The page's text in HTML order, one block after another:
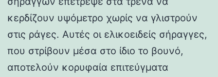
κερδίζουν υψόμετρο χωρίς να γλιστρούν
στις ράγες. Αυτές οι ελικοειδείς σήραγγες,
που στρίβουν μέσα στο ίδιο το βουνό,
αποτελούν κορυφαία επιτεύγματα